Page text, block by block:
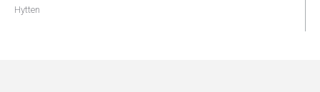
Hytten